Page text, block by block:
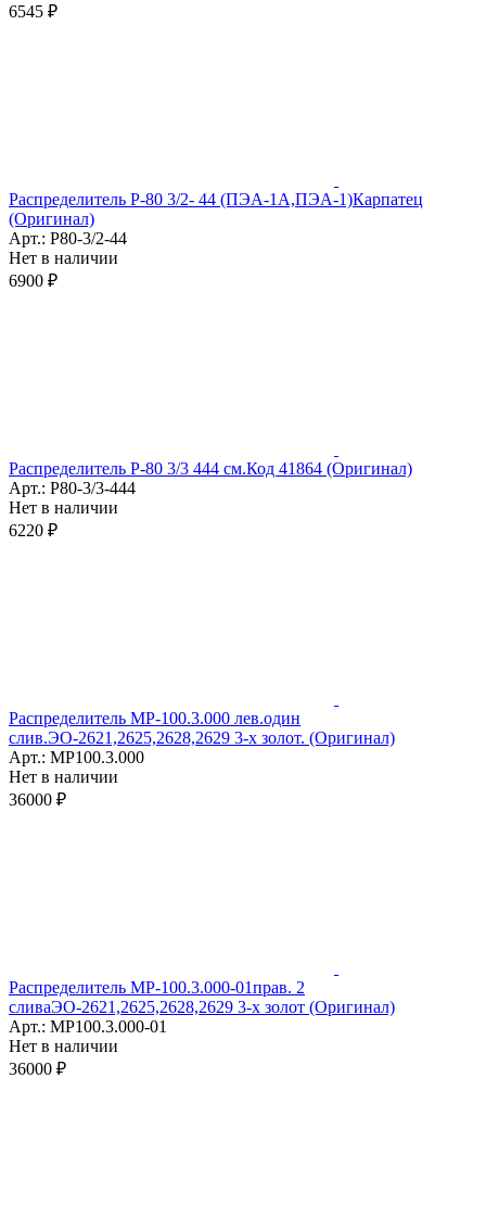
6545 ₽
Распределитель Р-80 3/2- 44 (ПЭА-1А,ПЭА-1)Карпатец
(Оригинал)
Арт.: Р80-3/2-44
Нет в наличии
6900 ₽
Распределитель Р-80 3/3 444 см.Код 41864 (Оригинал)
Арт.: Р80-3/3-444
Нет в наличии
6220 ₽
Распределитель МР-100.3.000 лев.один
слив.ЭО-2621,2625,2628,2629 3-х золот. (Оригинал)
Арт.: МР100.3.000
Нет в наличии
36000 ₽
Распределитель МР-100.3.000-01прав. 2
сливаЭО-2621,2625,2628,2629 3-х золот (Оригинал)
Арт.: МР100.3.000-01
Нет в наличии
36000 ₽